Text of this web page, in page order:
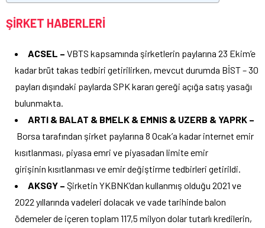
ŞİRKET HABERLERİ
ACSEL – VBTS kapsamında şirketlerin paylarına 23 Ekim’e
kadar brüt takas tedbiri getirilirken, mevcut durumda BİST – 30
payları dışındaki paylarda SPK kararı gereği açığa satış yasağı
bulunmakta.
ARTI & BALAT & BMELK & EMNIS & UZERB & YAPRK –
Borsa tarafından şirket paylarına 8 Ocak’a kadar internet emir
kısıtlanması, piyasa emri ve piyasadan limite emir
girişinin kısıtlanması ve emir değiştirme tedbirleri getirildi.
AKSGY – Şirketin YKBNK’dan kullanmış olduğu 2021 ve
2022 yıllarında vadeleri dolacak ve vade tarihinde balon
ödemeler de içeren toplam 117,5 milyon dolar tutarlı kredilerin,